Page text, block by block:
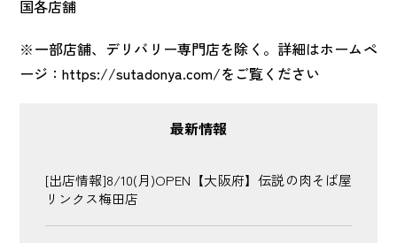
国各店舗
※一部店舗、デリバリー専門店を除く。詳細はホームペ
ージ：https://sutadonya.com/をご覧ください
最新情報
[出店情報]8/10(月)OPEN【大阪府】伝説の肉そば屋
リンクス梅田店